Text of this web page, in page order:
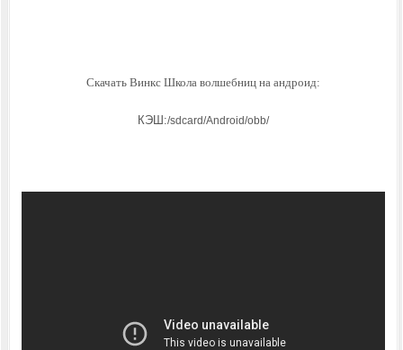
Скачать Винкс Школа волшебниц на андроид:
КЭШ:/sdcard/Android/obb/